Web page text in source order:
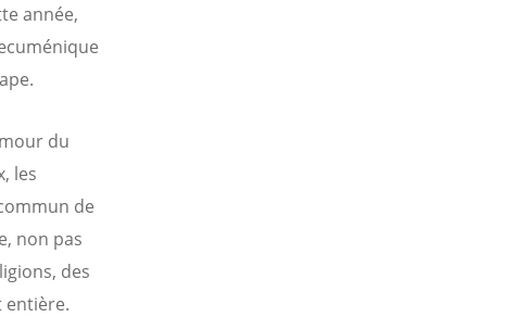
année,
du
les
de
non pas
des
entière.